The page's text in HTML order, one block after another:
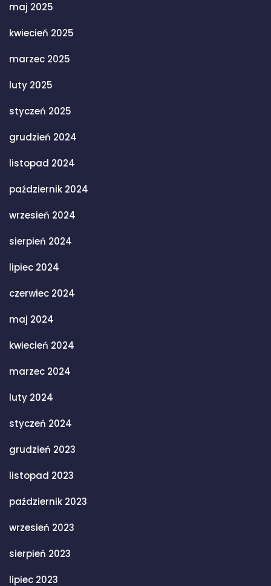
maj 2025
kwiecień 2025
marzec 2025
luty 2025
styczeń 2025
grudzień 2024
listopad 2024
październik 2024
wrzesień 2024
sierpień 2024
lipiec 2024
czerwiec 2024
maj 2024
kwiecień 2024
marzec 2024
luty 2024
styczeń 2024
grudzień 2023
listopad 2023
październik 2023
wrzesień 2023
sierpień 2023
lipiec 2023